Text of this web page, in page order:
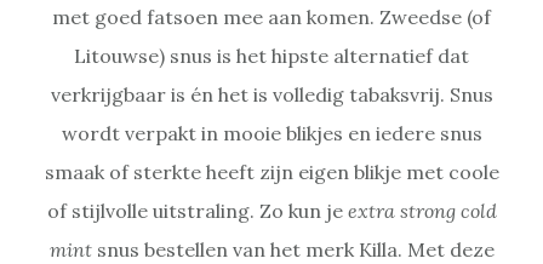
met goed fatsoen mee aan komen. Zweedse (of
Litouwse) snus is het hipste alternatief dat
verkrijgbaar is én het is volledig tabaksvrij. Snus
wordt verpakt in mooie blikjes en iedere snus
smaak of sterkte heeft zijn eigen blikje met coole
of stijlvolle uitstraling. Zo kun je extra strong cold
mintsnus bestellen van het merk Killa. Met deze